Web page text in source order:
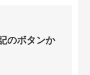
のボタンか